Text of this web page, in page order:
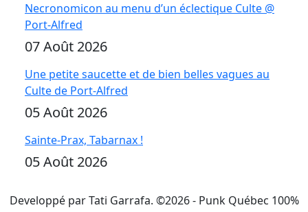
Necronomicon au menu d’un éclectique Culte @
Port-Alfred
07 Août 2026
Une petite saucette et de bien belles vagues au
Culte de Port-Alfred
05 Août 2026
Sainte-Prax, Tabarnax !
05 Août 2026
Developpé par Tati Garrafa. ©2026- Punk Québec 100%